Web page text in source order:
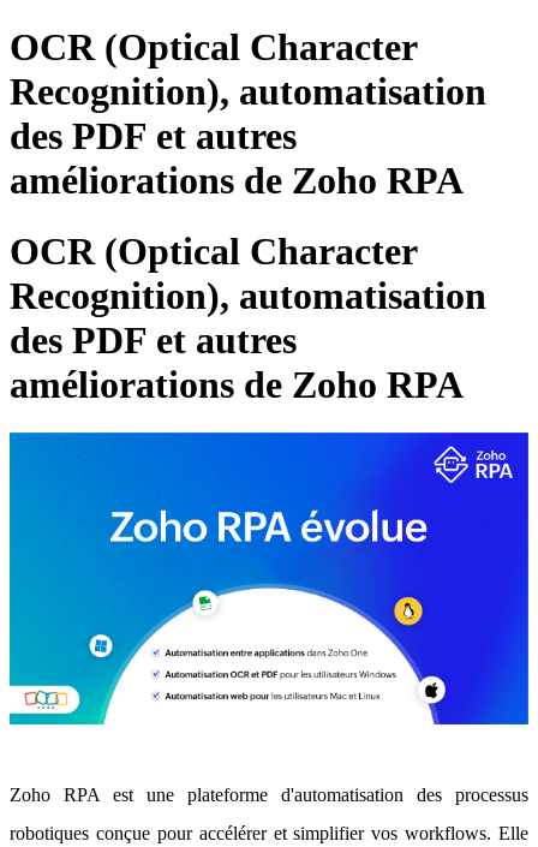
OCR (Optical Character
Recognition), automatisation
des PDF et autres
améliorations de Zoho RPA
OCR (Optical Character
Recognition), automatisation
des PDF et autres
améliorations de Zoho RPA
Zoho RPA est une plateforme d'automatisation des processus
robotiques conçue pour accélérer et simplifier vos workflows. Elle